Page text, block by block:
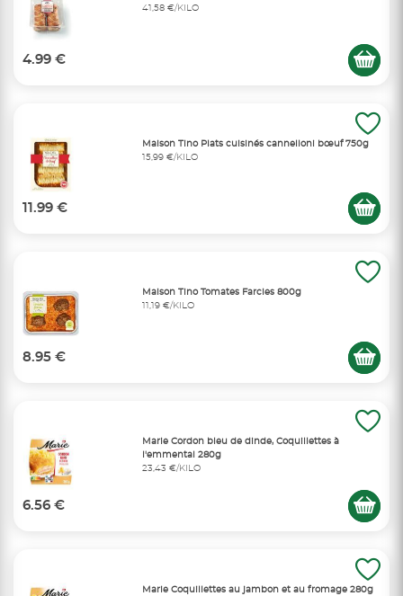
41,58 €/KILO
4.99 €
Maison Tino Plats cuisinés cannelloni bœuf 750g
15,99 €/KILO
11.99 €
Maison Tino Tomates Farcies 800g
11,19 €/KILO
8.95 €
Marie Cordon bleu de dinde, Coquillettes à
l'emmental 280g
23,43 €/KILO
6.56 €
Marie Coquillettes au jambon et au fromage 280g